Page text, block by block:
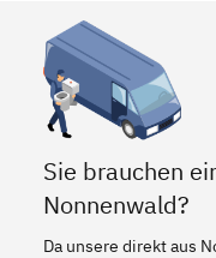
Sie brauchen
Nonnenwald?
Da unsere direkt aus